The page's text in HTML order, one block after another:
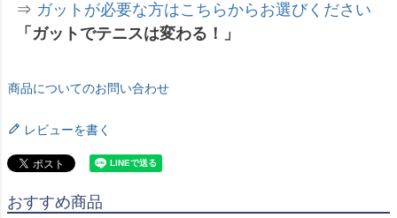
⇒ ガットが必要な方はこちらからお選びください
「ガットでテニスは変わる！」
商品についてのお問い合わせ
レビューを書く
おすすめ商品